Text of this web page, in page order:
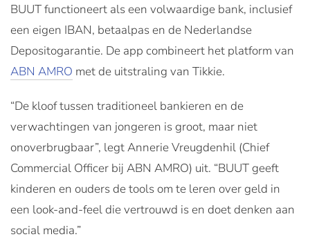
BUUT functioneert als een volwaardige bank, inclusief
een eigen IBAN, betaalpas en de Nederlandse
Depositogarantie. De app combineert het platform van
ABN AMRO met de uitstraling van Tikkie.
“De kloof tussen traditioneel bankieren en de
verwachtingen van jongeren is groot, maar niet
onoverbrugbaar”, legt Annerie Vreugdenhil (Chief
Commercial Officer bij ABN AMRO) uit. “BUUT geeft
kinderen en ouders de tools om te leren over geld in
een look-and-feel die vertrouwd is en doet denken aan
social media.”